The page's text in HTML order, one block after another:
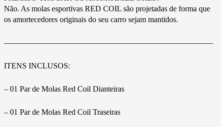
Não. As molas esportivas RED COIL são projetadas de forma que
os amortecedores originais do seu carro sejam mantidos.
——————————————————————————–
ITENS INCLUSOS:
– 01 Par de Molas Red Coil Dianteiras
– 01 Par de Molas Red Coil Traseiras